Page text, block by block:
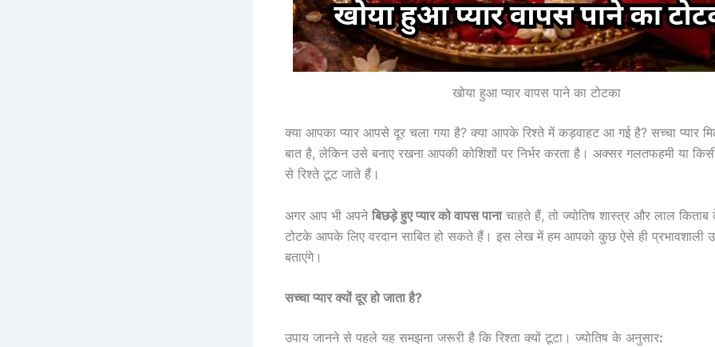
खोया हुआ प्यार वापस पाने का टोटका
क्या आपका प्यार आपसे दूर चला गया है? क्या आपके रिश्ते में कड़वाहट आ गई है? सच्चा प्यार
बात है, लेकिन उसे बनाए रखना आपकी कोशिशों पर निर्भर करता है। अक्सर गलतफहमी या
से रिश्ते टूट जाते हैं।
अगर आप भी अपने बिछड़े हुए प्यार को वापस पानाचाहते हैं, तो ज्योतिष शास्त्र और लाल
टोटके आपके लिए वरदान साबित हो सकते हैं। इस लेख में हम आपको कुछ ऐसे ही प्रभावशाली
बताएंगे।
सच्चा प्यार क्यों दूर हो जाता है?
उपाय जानने से पहले यह समझना जरूरी है कि रिश्ता क्यों टूटा। ज्योतिष के अनुसार: